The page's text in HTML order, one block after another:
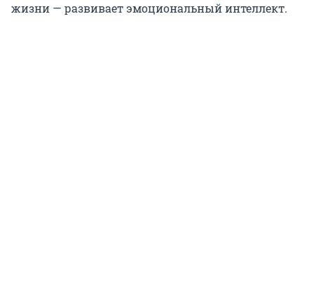
жизни — развивает эмоциональный интеллект.